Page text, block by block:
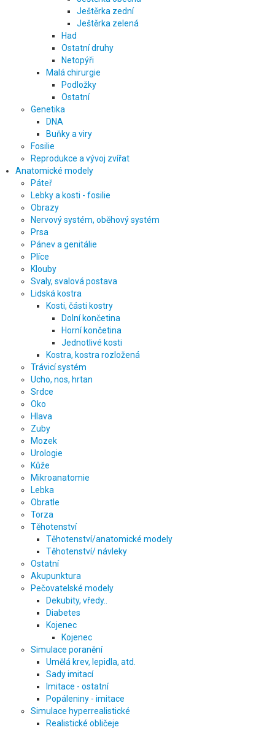
Ještěrka zední
Ještěrka zelená
Had
Ostatní druhy
Netopýři
Malá chirurgie
Podložky
Ostatní
Genetika
DNA
Buňky a viry
Fosilie
Reprodukce a vývoj zvířat
Anatomické modely
Páteř
Lebky a kosti - fosilie
Obrazy
Nervový systém, oběhový systém
Prsa
Pánev a genitálie
Plíce
Klouby
Svaly, svalová postava
Lidská kostra
Kosti, části kostry
Dolní končetina
Horní končetina
Jednotlivé kosti
Kostra, kostra rozložená
Trávicí systém
Ucho, nos, hrtan
Srdce
Oko
Hlava
Zuby
Mozek
Urologie
Kůže
Mikroanatomie
Lebka
Obratle
Torza
Těhotenství
Těhotenství/anatomické modely
Těhotenství/ návleky
Ostatní
Akupunktura
Pečovatelské modely
Dekubity, vředy..
Diabetes
Kojenec
Kojenec
Simulace poranění
Umělá krev, lepidla, atd.
Sady imitací
Imitace - ostatní
Popáleniny - imitace
Simulace hyperrealistické
Realistické obličeje